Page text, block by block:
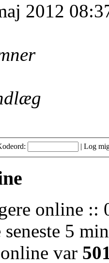
2012
| Log
online ::
seneste 5
var